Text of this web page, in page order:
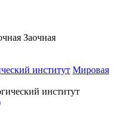
Заочная
институт Мировая